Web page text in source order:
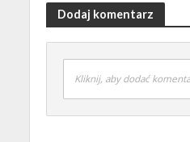
Dodaj komentarz
Kliknij, aby dodać